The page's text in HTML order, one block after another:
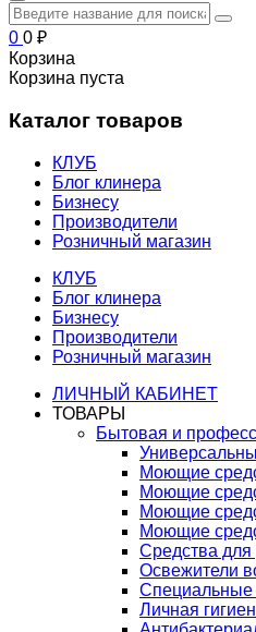
0 0 ₽
Корзина
Корзина пуста
Каталог товаров
КЛУБ
Блог клинера
Бизнесу
Производители
Розничный магазин
КЛУБ
Блог клинера
Бизнесу
Производители
Розничный магазин
ЛИЧНЫЙ КАБИНЕТ
ТОВАРЫ
Бытовая и
Моющие
Моющие
Моющие
Моющие
Средства
Освежители
Специальные
Личная